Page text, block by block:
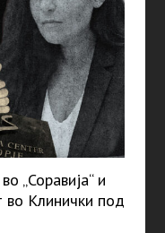
„Соравија“ и
во Клинички под